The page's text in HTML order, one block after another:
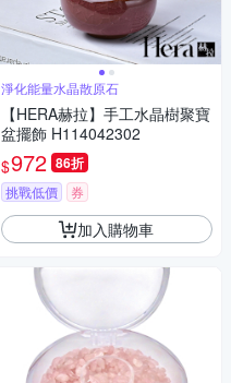
淨化能量水晶散原石
【HERA赫拉】手工水晶樹聚寶
盆擺飾 H114042302
$972 86折
挑戰低價 券
加入購物車